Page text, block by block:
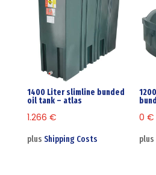
1400 Liter slimline bunded
oil tank – atlas
1.266 €
plus Shipping Costs
0€
plus